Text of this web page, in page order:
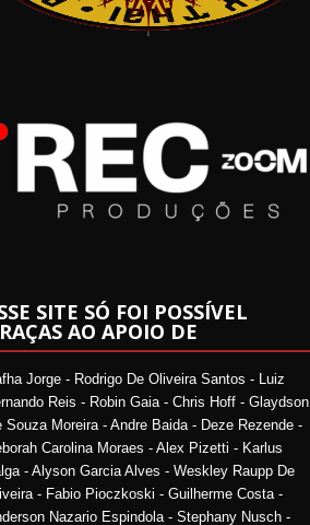
SITE SÓ FOI POSSÍVEL
AO APOIO DE
Jorge - Rodrigo De Oliveira Santos - Luiz
Reis - Robin Gaia - Chris Hoff - Glaydson
Souza Moreira - Andre Baida - Deze Rezende -
Carolina Moraes - Alex Pizetti - Karlus
- Alyson Garcia Alves - Weskley Raupp De
- Fabio Pioczkoski - Guilherme Costa -
Nazario Espindola - Stephany Nusch -